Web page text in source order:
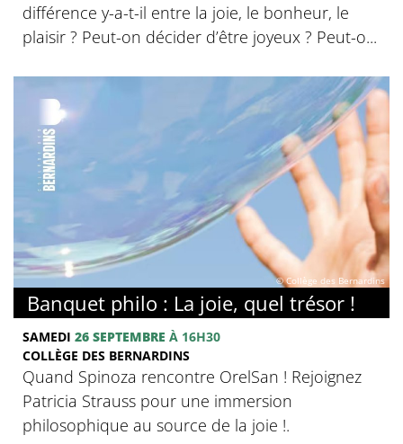
différence y-a-t-il entre la joie, le bonheur, le
plaisir ? Peut-on décider d’être joyeux ? Peut-o...
© Collège des Bernardins
Banquet philo : La joie, quel trésor !
SAMEDI 26 SEPTEMBRE À 16H30
COLLÈGE DES BERNARDINS
Quand Spinoza rencontre OrelSan ! Rejoignez
Patricia Strauss pour une immersion
philosophique au source de la joie !.